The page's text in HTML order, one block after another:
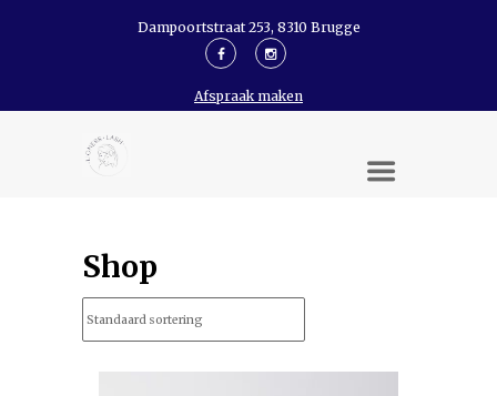
Dampoortstraat 253, 8310 Brugge
Afspraak maken
Shop